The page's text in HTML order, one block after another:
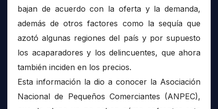
bajan de acuerdo con la oferta y la demanda,
además de otros factores como la sequía que
azotó algunas regiones del país y por supuesto
los acaparadores y los delincuentes, que ahora
también inciden en los precios.
Esta información la dio a conocer la Asociación
Nacional de Pequeños Comerciantes (ANPEC),